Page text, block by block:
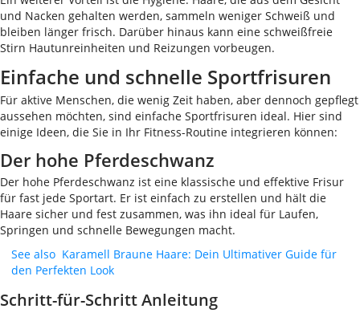
und Nacken gehalten werden, sammeln weniger Schweiß und
bleiben länger frisch. Darüber hinaus kann eine schweißfreie
Stirn Hautunreinheiten und Reizungen vorbeugen.
Einfache und schnelle Sportfrisuren
Für aktive Menschen, die wenig Zeit haben, aber dennoch gepflegt
aussehen möchten, sind einfache Sportfrisuren ideal. Hier sind
einige Ideen, die Sie in Ihr Fitness-Routine integrieren können:
Der hohe Pferdeschwanz
Der hohe Pferdeschwanz ist eine klassische und effektive Frisur
für fast jede Sportart. Er ist einfach zu erstellen und hält die
Haare sicher und fest zusammen, was ihn ideal für Laufen,
Springen und schnelle Bewegungen macht.
See also Karamell Braune Haare: Dein Ultimativer Guide für
den Perfekten Look
Schritt-für-Schritt Anleitung